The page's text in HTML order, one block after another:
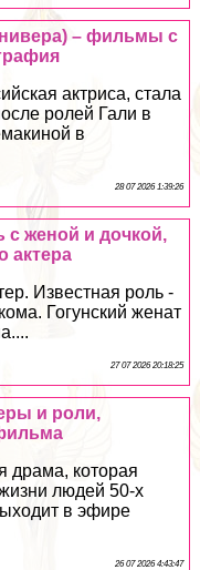
– фильмы с
актриса, стала
ролей Гали в
в
28 07 2026 1:39:26
с женой и дочкой,
актера
Известная роль -
Гогунский женат
27 07 2026 20:18:25
и роли,
драма, которая
людей 50-х
в эфире
26 07 2026 4:43:47